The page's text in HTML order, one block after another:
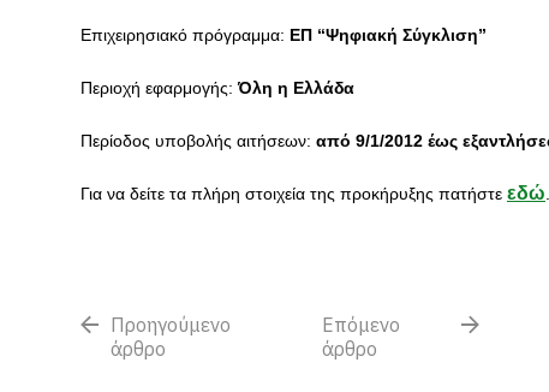
Επιχειρησιακό πρόγραμμα: ΕΠ “Ψηφιακή Σύγκλιση”
Περιοχή εφαρμογής:Όλη η Ελλάδα
Περίοδος υποβολής αιτήσεων: από 9/1/2012 έως
Για να δείτε τα πλήρη στοιχεία της προκήρυξης πατήστε εδώ
Προηγούμενο
άρθρο
Επόμενο
άρθρο